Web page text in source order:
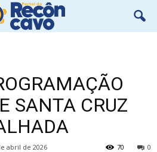
SANTA CRUZ
abril de 2026 0
70